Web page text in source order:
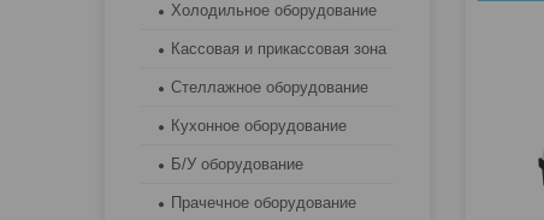
Холодильное оборудование
Кассовая и прикассовая зона
Стеллажное оборудование
Кухонное оборудование
Б/У оборудование
Прачечное оборудование